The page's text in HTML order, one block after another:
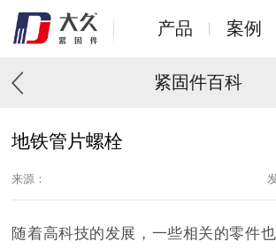
产品 案例
紧固件百科
地铁管片螺栓
来源：
随着高科技的发展，一些相关的零件